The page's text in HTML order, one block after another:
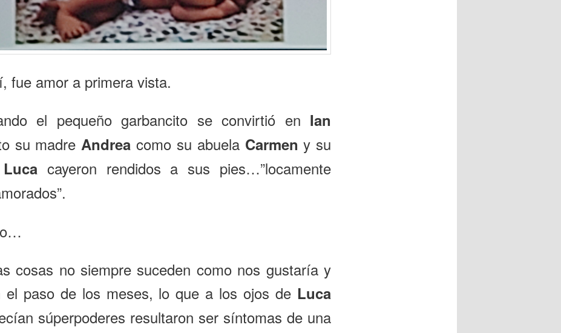
fue amor a primera vista.
el pequeño garbancito se convirtió en Ian
su madreAndrea como su abuela Carmen y su
Lucacayeron rendidos a sus pies…”locamente
cosas no siempre suceden como nos gustaría y
el paso de los meses, lo que a los ojos de Luca
súperpoderes resultaron ser síntomas de una